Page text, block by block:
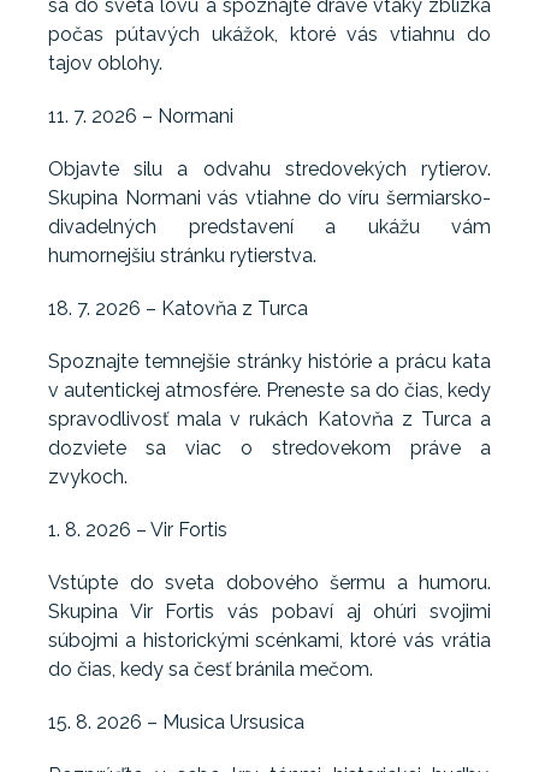
sa do sveta lovu a spoznajte dravé vtáky zblízka
počas pútavých ukážok, ktoré vás vtiahnu do
tajov oblohy.
11. 7. 2026 – Normani
Objavte silu a odvahu stredovekých rytierov.
Skupina Normani vás vtiahne do víru šermiarsko-
divadelných predstavení a ukážu vám
humornejšiu stránku rytierstva.
18. 7. 2026 – Katovňa z Turca
Spoznajte temnejšie stránky histórie a prácu kata
v autentickej atmosfére. Preneste sa do čias, kedy
spravodlivosť mala v rukách Katovňa z Turca a
dozviete sa viac o stredovekom práve a
zvykoch.
1. 8. 2026 – Vir Fortis
Vstúpte do sveta dobového šermu a humoru.
Skupina Vir Fortis vás pobaví aj ohúri svojimi
súbojmi a historickými scénkami, ktoré vás vrátia
do čias, kedy sa česť bránila mečom.
15. 8. 2026 – Musica Ursusica